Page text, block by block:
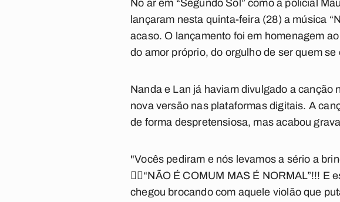
No ar em “Segundo Sol” como a policial
lançaram nesta quinta-feira (28) a música
acaso. O lançamento foi em homenagem
do amor próprio, do orgulho de ser quem se
Nanda e Lan já haviam divulgado a
nova versão nas plataformas digitais. A
de forma despretensiosa, mas acabou
"Vocês pediram e nós levamos a sério a
👉🏽“NÃO É COMUM MAS É NORMAL”!!!
chegou brocando com aquele violão que